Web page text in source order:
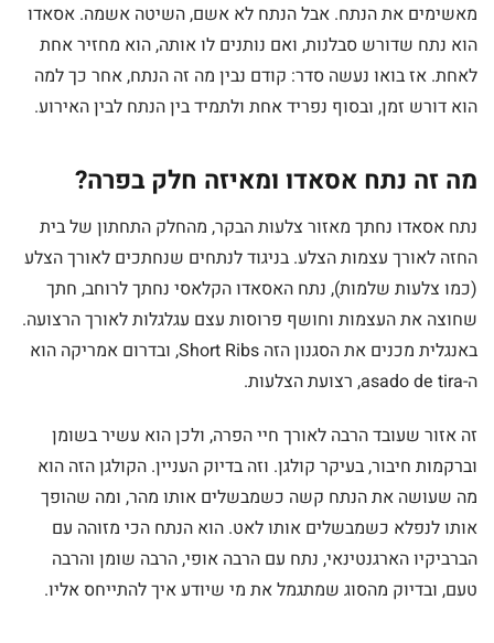
מאשימים את הנתח. אבל הנתח לא אשם, השיטה אשמה. אסאדו
הוא נתח שדורש סבלנות, ואם נותנים לו אותה, הוא מחזיר אחת
לאחת. אז בואו נעשה סדר: קודם נבין מה זה הנתח, אחר כך למה
הוא דורש זמן, ובסוף נפריד אחת ולתמיד בין הנתח לבין האירוע.
מה זה נתח אסאדו ומאיזה חלק בפרה?
נתח אסאדו נחתך מאזור צלעות הבקר, מהחלק התחתון של בית
החזה לאורך עצמות הצלע. בניגוד לנתחים שנחתכים לאורך הצלע
(כמו צלעות שלמות), נתח האסאדו הקלאסי נחתך לרוחב, חתך
שחוצה את העצמות וחושף פרוסות עצם עגלגלות לאורך הרצועה.
באנגלית מכנים את הסגנון הזה Short Ribs, ובדרום אמריקה הוא
ה-asado de tira, רצועת הצלעות.
זה אזור שעובד הרבה לאורך חיי הפרה, ולכן הוא עשיר בשומן
וברקמות חיבור, בעיקר קולגן. וזה בדיוק העניין. הקולגן הזה הוא
מה שעושה את הנתח קשה כשמבשלים אותו מהר, ומה שהופך
אותו לנפלא כשמבשלים אותו לאט. הוא הנתח הכי מזוהה עם
הברביקיו הארגנטינאי, נתח עם הרבה אופי, הרבה שומן והרבה
טעם, ובדיוק מהסוג שמתגמל את מי שיודע איך להתייחס אליו.